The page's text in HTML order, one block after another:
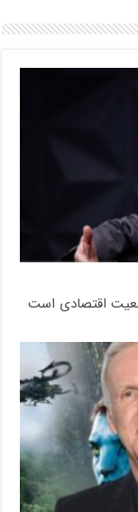
اقتصادی است